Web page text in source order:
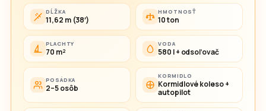
DĹŽKA
11,62 m (38′)
HMOTNOSŤ
10 ton
PLACHTY
70 m²
VODA
580 l + odsoľovač
POSÁDKA
2–5 osôb
KORMIDLO
Kormidlové koleso +
autopilot